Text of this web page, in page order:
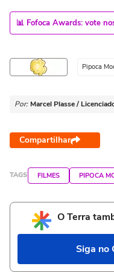
📊 Fofoca Awards: vote
Pipoca
Por: Marcel Plasse /
Compartilhar
TAGS FILMES PIPOCA
O Terra
Siga no